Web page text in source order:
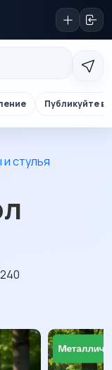
Публикуйте в
стулья